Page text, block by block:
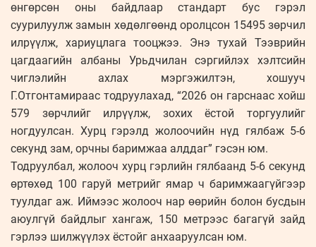
өнгөрсөн оны байдлаар стандарт бус гэрэл
суурилуулж замын хөдөлгөөнд оролцсон 15495 зөрчил
илрүүлж, хариуцлага тооцжээ. Энэ тухай Тээврийн
цагдаагийн албаны Урьдчилан сэргийлэх хэлтсийн
чиглэлийн ахлах мэргэжилтэн, хошууч
Г.Отгонтамираас тодруулахад, “2026 он гарснаас хойш
579 зөрчлийг илрүүлж, зохих ёстой торгуулийг
ногдуулсан. Хурц гэрэлд жолоочийн нүд гялбаж 5-6
секунд зам, орчны баримжаа алддаг” гэсэн юм.
Тодруулбал, жолооч хурц гэрлийн гялбаанд 5-6 секунд
өртөхөд 100 гаруй метрийг ямар ч баримжаагүйгээр
туулдаг аж. Иймээс жолооч нар өөрийн болон бусдын
аюулгүй байдлыг хангаж, 150 метрээс багагүй зайд
гэрлээ шилжүүлэх ёстойг анхааруулсан юм.